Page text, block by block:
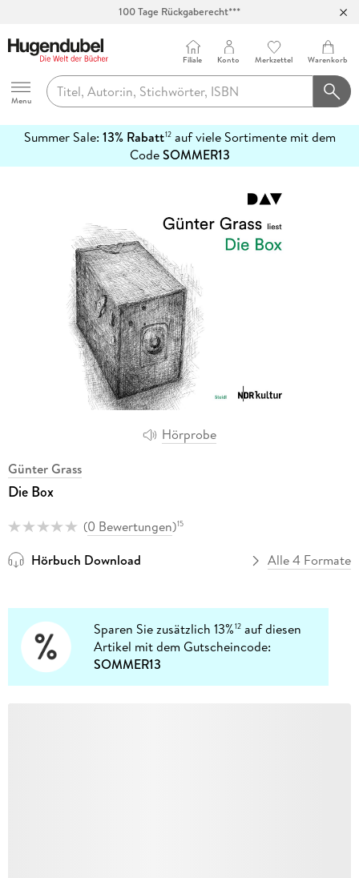
100 Tage Rückgaberecht***
Hugendubel
Menu
Filiale Konto Merkzettel Warenkorb
Summer Sale: 13% Rabatt12auf viele Sortimente mit dem
CodeSOMMER13
erfahren
Hörprobe
Günter Grass
Die Box
(0 Bewertungen)15
Hörbuch Download Alle 4 Formate
Sparen Sie zusätzlich 13%12 auf diesen
Artikel mit dem Gutscheincode:
SOMMER13